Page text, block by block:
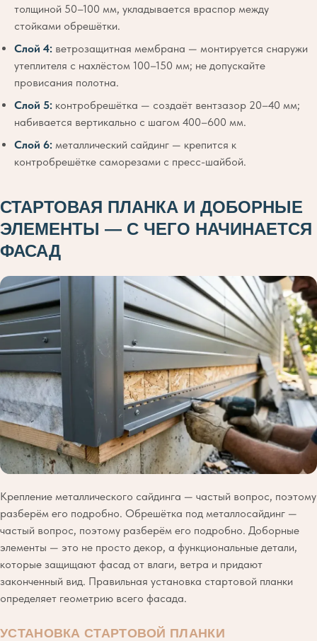
толщиной 50–100 мм, укладывается враспор между
стойками обрешётки.
Слой 4: ветрозащитная мембрана — монтируется снаружи
утеплителя с нахлёстом 100–150 мм; не допускайте
провисания полотна.
Слой 5: контробрешётка — создаёт вентзазор 20–40 мм;
набивается вертикально с шагом 400–600 мм.
Слой 6: металлический сайдинг — крепится к
контробрешётке саморезами с пресс-шайбой.
СТАРТОВАЯ ПЛАНКА И ДОБОРНЫЕ
ЭЛЕМЕНТЫ — С ЧЕГО НАЧИНАЕТСЯ
ФАСАД
Крепление металлического сайдинга — частый вопрос, поэтому
разберём его подробно. Обрешётка под металлосайдинг —
частый вопрос, поэтому разберём его подробно. Доборные
элементы — это не просто декор, а функциональные детали,
которые защищают фасад от влаги, ветра и придают
законченный вид. Правильная установка стартовой планки
определяет геометрию всего фасада.
УСТАНОВКА СТАРТОВОЙ ПЛАНКИ